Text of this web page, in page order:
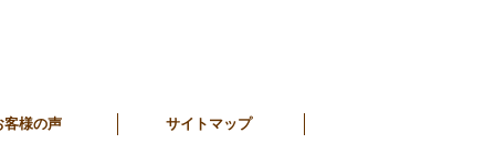
客様の声 サイトマップ